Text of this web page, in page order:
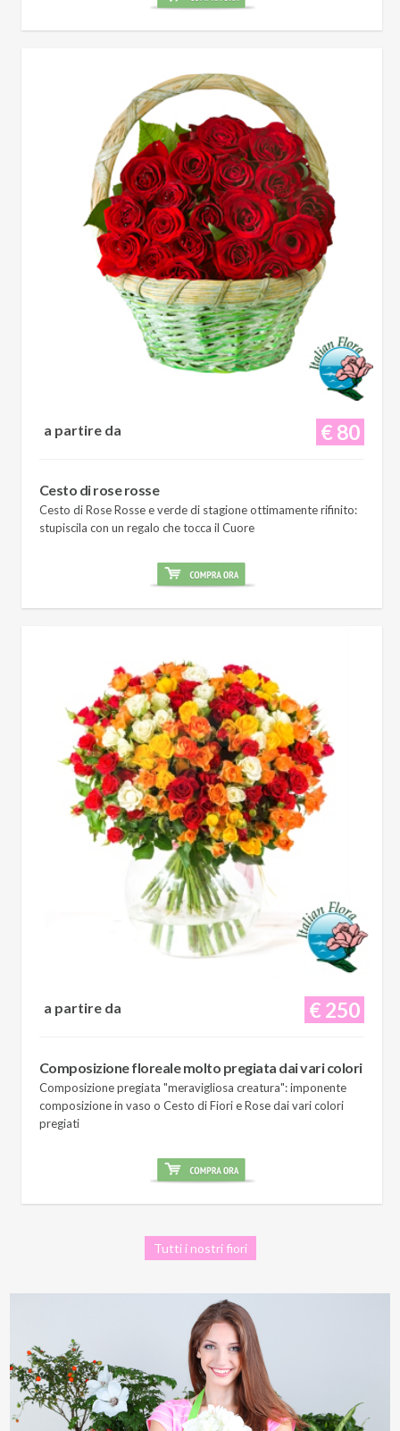
€ 80
a partire da
Cesto di rose rosse
Cesto di Rose Rosse e verde di stagione ottimamente rifinito:
stupiscila con un regalo che tocca il Cuore
€ 250
a partire da
Composizione floreale molto pregiata dai vari colori
Composizione pregiata "meravigliosa creatura": imponente
composizione in vaso o Cesto di Fiori e Rose dai vari colori
pregiati
Tutti i nostri fiori